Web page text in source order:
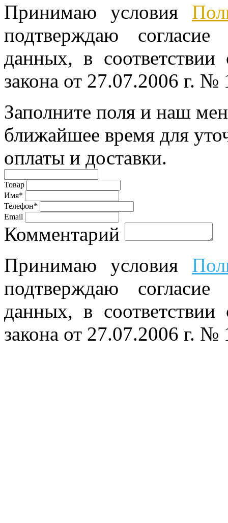
Принимаю условия
подтверждаю
данных, в
закона от 27.07.2006 г.
Заполните поля и наш
ближайшее время для
оплаты и доставки.
Товар
Имя*
Телефон*
Email
Комментарий
Принимаю условия
подтверждаю
данных, в
закона от 27.07.2006 г.